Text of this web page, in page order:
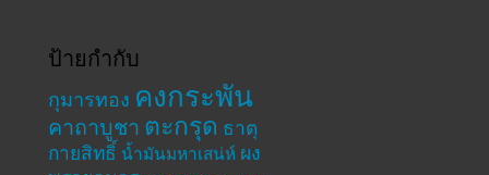
ป้ายกำกับ
กุมารทอง คงกระพัน
คาถาบูชา ตะกรุด ธาตุ
กายสิทธิ์ น้ำมันมหาเสน่ห์ ผง